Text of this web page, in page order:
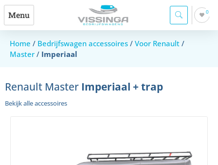
Menu 0
Home / Bedrijfswagen accessoires / Voor Renault /
Master / Imperiaal
Renault Master Imperiaal + trap
Bekijk alle accessoires